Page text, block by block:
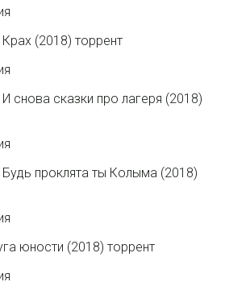
(2018) торрент
снова сказки про лагеря (2018)
проклята ты Колыма (2018)
юности (2018) торрент